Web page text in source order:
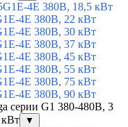
4E 380В, 18,5 кВт
4E 380В, 22 кВт
4E 380В, 30 кВт
4E 380В, 37 кВт
4E 380В, 45 кВт
4E 380В, 55 кВт
4E 380В, 75 кВт
4E 380В, 90 кВт
серии G1 380-480В, 3
кВт
▼